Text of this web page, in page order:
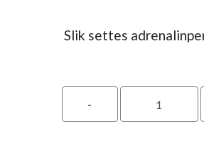
Slik settes